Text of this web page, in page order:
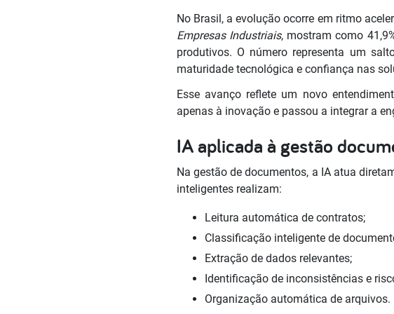
No Brasil, a evolução ocorre em ritmo
Empresas Industriais, mostram como
produtivos. O número representa um
maturidade tecnológica e confiança nas
Esse avanço reflete um novo
apenas à inovação e passou a integrar a
IA aplicada à gestão
Na gestão de documentos, a IA atua
inteligentes realizam:
Leitura automática de contratos;
Classificação inteligente de
Extração de dados relevantes;
Identificação de inconsistências e
Organização automática de arquivos.